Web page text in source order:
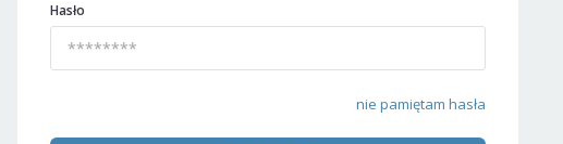
Hasło
nie pamiętam hasła